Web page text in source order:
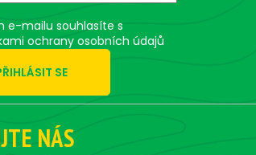
e-mailu souhlasíte s
ochrany osobních údajů
SE
NÁS